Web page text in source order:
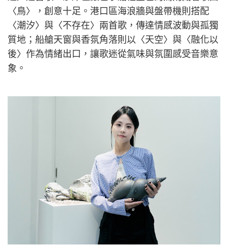
〈鳥〉，創意十足。港口區海浪牆與盤帶機則搭配
〈潮汐〉與〈不存在〉兩首歌，傳達情感波動與孤獨
質地；船艙天窗與香氛角落則以〈天空〉與〈融化以
後〉作為情緒出口，讓歌迷從氣味與氛圍感受音樂意
象。